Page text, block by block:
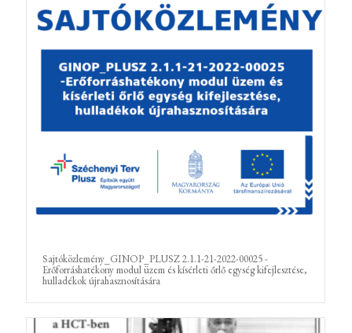
Sajtóközlemény_GINOP_PLUSZ 2.1.1-21-2022-00025 -
Erőforráshatékony modul üzem és kísérleti őrlő egység kifejlesztése,
hulladékok újrahasznosítására